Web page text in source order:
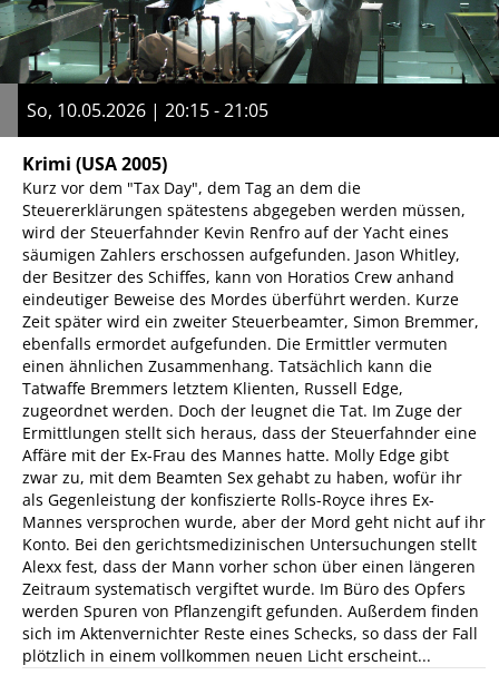
So, 10.05.2026 | 20:15 - 21:05
Krimi (USA 2005)
Kurz vor dem "Tax Day", dem Tag an dem die
Steuererklärungen spätestens abgegeben werden müssen,
wird der Steuerfahnder Kevin Renfro auf der Yacht eines
säumigen Zahlers erschossen aufgefunden. Jason Whitley,
der Besitzer des Schiffes, kann von Horatios Crew anhand
eindeutiger Beweise des Mordes überführt werden. Kurze
Zeit später wird ein zweiter Steuerbeamter, Simon Bremmer,
ebenfalls ermordet aufgefunden. Die Ermittler vermuten
einen ähnlichen Zusammenhang. Tatsächlich kann die
Tatwaffe Bremmers letztem Klienten, Russell Edge,
zugeordnet werden. Doch der leugnet die Tat. Im Zuge der
Ermittlungen stellt sich heraus, dass der Steuerfahnder eine
Affäre mit der Ex-Frau des Mannes hatte. Molly Edge gibt
zwar zu, mit dem Beamten Sex gehabt zu haben, wofür ihr
als Gegenleistung der konfiszierte Rolls-Royce ihres Ex-
Mannes versprochen wurde, aber der Mord geht nicht auf ihr
Konto. Bei den gerichtsmedizinischen Untersuchungen stellt
Alexx fest, dass der Mann vorher schon über einen längeren
Zeitraum systematisch vergiftet wurde. Im Büro des Opfers
werden Spuren von Pflanzengift gefunden. Außerdem finden
sich im Aktenvernichter Reste eines Schecks, so dass der Fall
plötzlich in einem vollkommen neuen Licht erscheint...